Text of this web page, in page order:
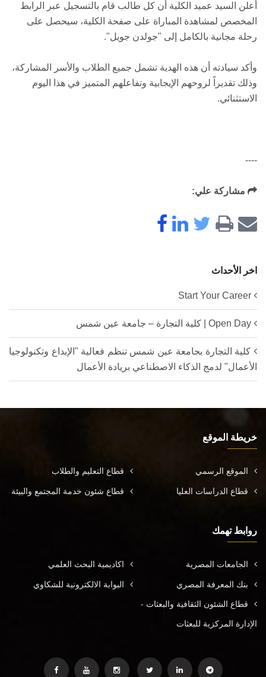
أعلن السيد عميد الكلية أن كل طالب قام بالتسجيل عبر الرابط
المخصص لمشاهدة المباراة على صفحة الكلية، سيحصل على
رحلة مجانية بالكامل إلى "جولدن جويل".
وأكد سيادته أن هذه الهدية تشمل جميع الطلاب والأسر المشاركة،
وذلك تقديراً لروحهم الإيجابية وتفاعلهم المتميز في هذا اليوم
الاستثنائي.
----
مشاركة علي:
اخر الأحداث
Start Your Career
Open Day | كلية التجارة – جامعة عين شمس
كلية التجارة بجامعة عين شمس تنظم فعالية "الإبداع وتكنولوجيا
الأعمال" لدمج الذكاء الاصطناعي بريادة الأعمال
خريطة الموقع
الموقع الرسمي قطاع التعليم والطلاب
قطاع الدراسات العليا قطاع شئون خدمة المجتمع والبيئة
روابط تهمك
الجامعات المصرية اكاديمية البحث العلمي
بنك المعرفة المصري البوابة الالكترونية للشكاوي
قطاع الشئون الثقافية والبعثات -
الإدارة المركزية للبعثات